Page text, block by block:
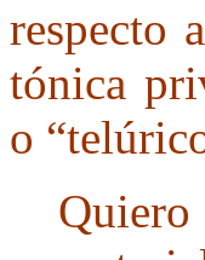
respecto
tónica
o